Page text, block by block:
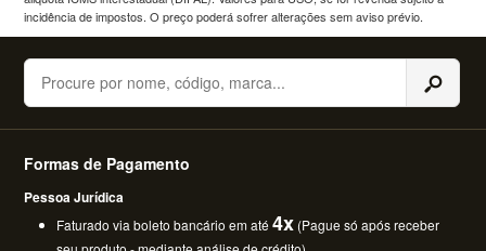
incidência de impostos. O preço poderá sofrer alterações sem aviso prévio.
Buscar
Formas de Pagamento
Pessoa Jurídica
Faturado via boleto bancário em até4x (Pague só após receber